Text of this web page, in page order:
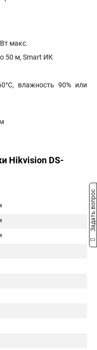
макс.
50 м, Smart ИК
влажность 90% или
Hikvision DS-
Задать вопрос